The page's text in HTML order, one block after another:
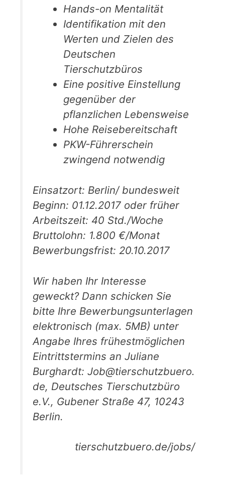
Hands-on Mentalität
Identifikation mit den
Werten und Zielen des
Deutschen
Tierschutzbüros
Eine positive Einstellung
gegenüber der
pflanzlichen Lebensweise
Hohe Reisebereitschaft
PKW-Führerschein
zwingend notwendig
Einsatzort: Berlin/ bundesweit
Beginn: 01.12.2017 oder früher
Arbeitszeit: 40 Std./Woche
Bruttolohn: 1.800 €/Monat
Bewerbungsfrist: 20.10.2017
Wir haben Ihr Interesse
geweckt? Dann schicken Sie
bitte Ihre Bewerbungsunterlagen
elektronisch (max. 5MB) unter
Angabe Ihres frühestmöglichen
Eintrittstermins an Juliane
Burghardt: Job@tierschutzbuero.
de, Deutsches Tierschutzbüro
e.V., Gubener Straße 47, 10243
Berlin.
tierschutzbuero.de/jobs/